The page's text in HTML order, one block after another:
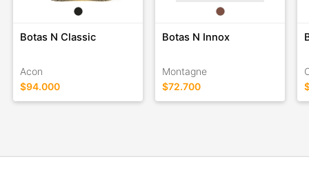
Botas N Classic
Acon
$94.000
Botas N Innox
Montagne
$72.700